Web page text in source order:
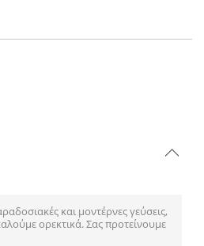
και μοντέρνες γεύσεις,
ορεκτικά. Σας προτείνουμε